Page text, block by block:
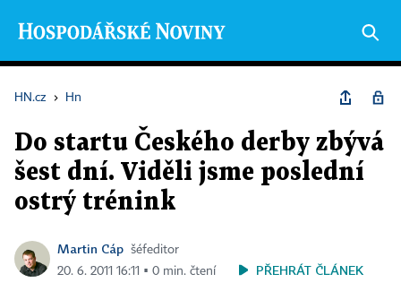
HN.cz › Hn
Do startu Českého derby zbývá
šest dní. Viděli jsme poslední
ostrý trénink
Martin Cáp šéfeditor
20. 6. 2011 16:11 ▪ 0 min. čtení
PŘEHRÁT ČLÁNEK